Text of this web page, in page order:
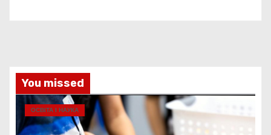
You missed
ОСВІТА І НАУКА